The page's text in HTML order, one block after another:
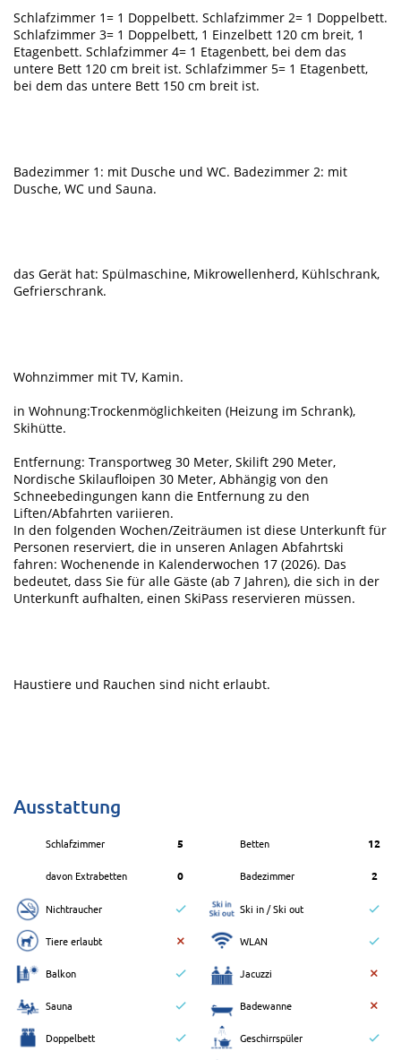
Schlafzimmer 1= 1 Doppelbett. Schlafzimmer 2= 1 Doppelbett.
Schlafzimmer 3= 1 Doppelbett, 1 Einzelbett 120 cm breit, 1
Etagenbett. Schlafzimmer 4= 1 Etagenbett, bei dem das
untere Bett 120 cm breit ist. Schlafzimmer 5= 1 Etagenbett,
bei dem das untere Bett 150 cm breit ist.
Badezimmer 1: mit Dusche und WC. Badezimmer 2: mit
Dusche, WC und Sauna.
das Gerät hat: Spülmaschine, Mikrowellenherd, Kühlschrank,
Gefrierschrank.
Wohnzimmer mit TV, Kamin.
in Wohnung:Trockenmöglichkeiten (Heizung im Schrank),
Skihütte.
Entfernung: Transportweg 30 Meter, Skilift 290 Meter,
Nordische Skilaufloipen 30 Meter, Abhängig von den
Schneebedingungen kann die Entfernung zu den
Liften/Abfahrten variieren.
In den folgenden Wochen/Zeiträumen ist diese Unterkunft für
Personen reserviert, die in unseren Anlagen Abfahrtski
fahren: Wochenende in Kalenderwochen 17 (2026). Das
bedeutet, dass Sie für alle Gäste (ab 7 Jahren), die sich in der
Unterkunft aufhalten, einen SkiPass reservieren müssen.
Haustiere und Rauchen sind nicht erlaubt.
Ausstattung
Schlafzimmer 5 Betten 12
davon Extrabetten 0 Badezimmer 2
Nichtraucher Ski in / Ski out
Tiere erlaubt WLAN
Balkon Jacuzzi
Sauna Badewanne
Doppelbett Geschirrspüler